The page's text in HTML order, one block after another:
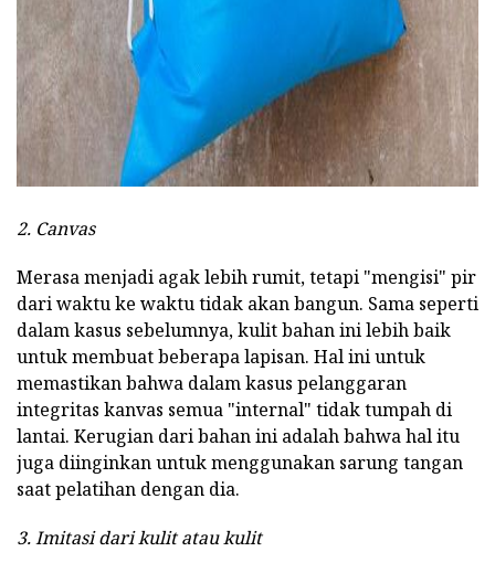
2. Canvas
Merasa menjadi agak lebih rumit, tetapi "mengisi" pir
dari waktu ke waktu tidak akan bangun. Sama seperti
dalam kasus sebelumnya, kulit bahan ini lebih baik
untuk membuat beberapa lapisan. Hal ini untuk
memastikan bahwa dalam kasus pelanggaran
integritas kanvas semua "internal" tidak tumpah di
lantai. Kerugian dari bahan ini adalah bahwa hal itu
juga diinginkan untuk menggunakan sarung tangan
saat pelatihan dengan dia.
3. Imitasi dari kulit atau kulit